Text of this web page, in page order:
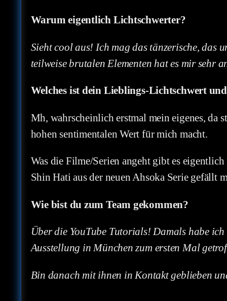
Warum eigentlich Lichtschwerter?
Sieht cool aus! Ich mag das tänzerische, das
teilweise brutalen Elementen hat es mir sehr
Welches ist dein Lieblings-Lichtschwert
Mh, wahrscheinlich erstmal mein eigenes, da
hohen sentimentalen Wert für mich macht.
Was die Filme/Serien angeht gibt es
Shin Hati aus der neuen Ahsoka Serie gefällt
Wie bist du zum Team gekommen?
Über die YouTube Tutorials! Damals habe
Ausstellung in München zum ersten Mal
Bin danach mit ihnen in Kontakt geblieben